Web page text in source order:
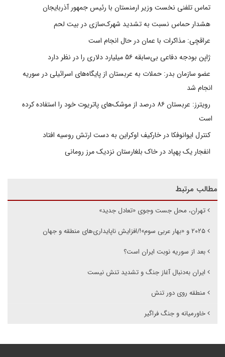
تماس تلفنی نخست وزیر ارمنستان با رئیس جمهور آذربایجان
هشدار حماس نسبت به تشدید شهرک‌سازی در بیت‌ لحم
عراقچی: مذاکرات با عمان در حال انجام است
ژاپن بودجه دفاعی بی‌سابقه ۵۶ میلیارد دلاری را در نظر دارد
عضو سازمان بدر: حملات به عربستان از پایگاه‌های اسرائیلی در سوریه
انجام شد
رویترز: عربستان ۸۶ درصد از موشک‌های پاتریوت خود را استفاده کرده
است
کنترل ایوانوفکا در خارکیف اوکراین به دست ارتش روسیه افتاد
انفجار یک پهپاد در خاک بلغارستان نزدیک مرز رومانی
مطالب مرتبط
تهران، محل جست وجوی «تعادل جدید»
۲۰۲۵ و «بهار عربی سوم»!/افزایش ناپایداری‌های منطقه و جهان
بعد از سوریه نوبت ایران است؟
ایران به‌دنبال آغاز جنگ و تشدید تنش نیست
منطقه روی دور تنش
خاورمیانه و جنگ فراگیر